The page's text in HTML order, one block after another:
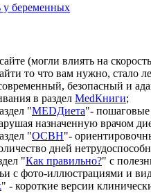
у беременных
(могли влиять на
то что вам нужно, стало
безопасный и
в раздел MedКниги;
"MEDДиета"- пошаговые
назначенную врачом
"ОСВН"-
дней
"Как правильно?" с
с фото-иллюстрациями и
" - короткие версии